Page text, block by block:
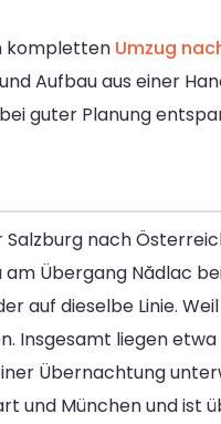
kompletten Umzug
Aufbau aus einer
guter Planung
nach
Übergang Nădlac
auf dieselbe Linie.
Insgesamt liegen
Übernachtung
München und ist